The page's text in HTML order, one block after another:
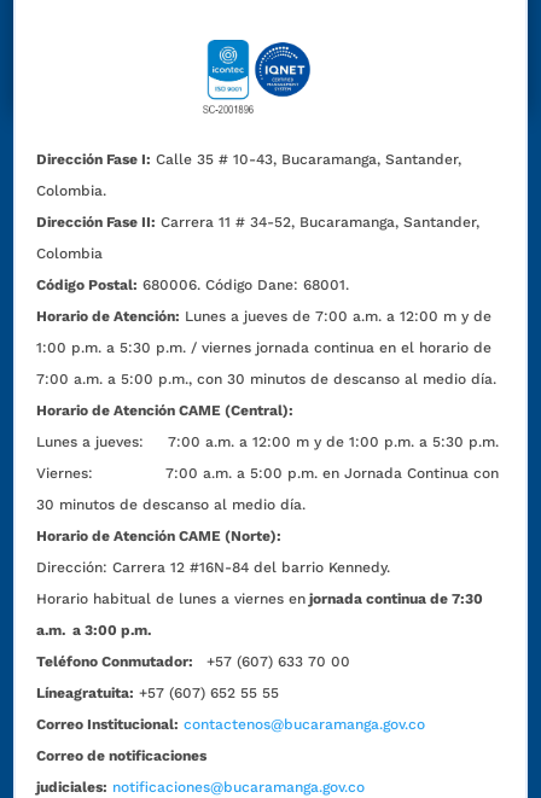
Dirección Fase I: Calle 35 # 10-43, Bucaramanga, Santander,
Colombia.
Dirección Fase II: Carrera 11 # 34-52, Bucaramanga, Santander,
Colombia
Código Postal: 680006. Código Dane: 68001.
Horario de Atención: Lunes a jueves de 7:00 a.m. a 12:00 m y de
1:00 p.m. a 5:30 p.m. / viernes jornada continua en el horario de
7:00 a.m. a 5:00 p.m., con 30 minutos de descanso al medio día.
Horario de Atención CAME (Central):
Lunes a jueves: 7:00 a.m. a 12:00 m y de 1:00 p.m. a 5:30 p.m.
Viernes: 7:00 a.m. a 5:00 p.m. en Jornada Continua con
30 minutos de descanso al medio día.
Horario de Atención CAME (Norte):
Dirección:Carrera 12 #16N-84 del barrio Kennedy.
Horario habitual de lunes a viernes en jornada continua de 7:30
a.m. a 3:00 p.m.
Teléfono Conmutador:
+57 (607) 633 70 00
Líneagratuita: +57 (607) 652 55 55
Correo Institucional: contactenos@bucaramanga.gov.co
Correo de notificaciones
judiciales: notificaciones@bucaramanga.gov.co